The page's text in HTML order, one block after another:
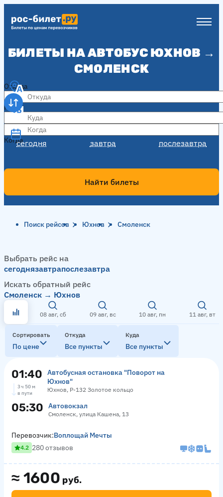
БИЛЕТЫ НА АВТОБУС ЮХНОВ →
СМОЛЕНСК
Откуда
Куда
Когда
сегодня завтра послезавтра
Когда
Найти билеты
Поиск рейсов Юхнов Смоленск
Выбрать рейс на
сегоднязавтрапослезавтра
Искать обратный рейс
Смоленск → Юхнов
08 авг, сб 09 авг, вс 10 авг, пн 11 авг, вт
Сортировать
По цене
Откуда
Все пункты
Куда
Все пункты
01:40
Автобусная остановка "Поворот на
Юхнов"
Юхнов, Р-132 Золотое кольцо
3 ч 50 м
в пути
05:30 Автовокзал
Смоленск, улица Кашена, 13
≈ 1600 руб.
Перевозчик:Воплощай Мечты
4.2 280 отзывов